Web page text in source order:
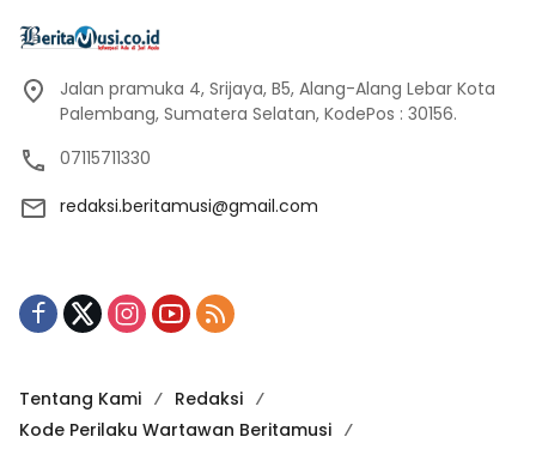
Jalan pramuka 4, Srijaya, B5, Alang-Alang Lebar Kota
Palembang, Sumatera Selatan, KodePos : 30156.
07115711330
redaksi.beritamusi@gmail.com
Tentang Kami
Redaksi
Kode Perilaku Wartawan Beritamusi